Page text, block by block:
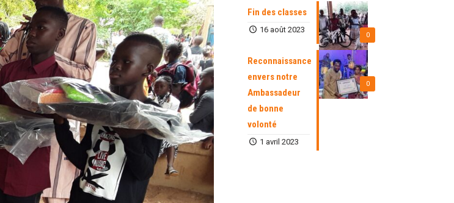
0
Fin des classes
16 août 2023
0
Reconnaissance
envers notre
Ambassadeur
de bonne
volonté
1 avril 2023